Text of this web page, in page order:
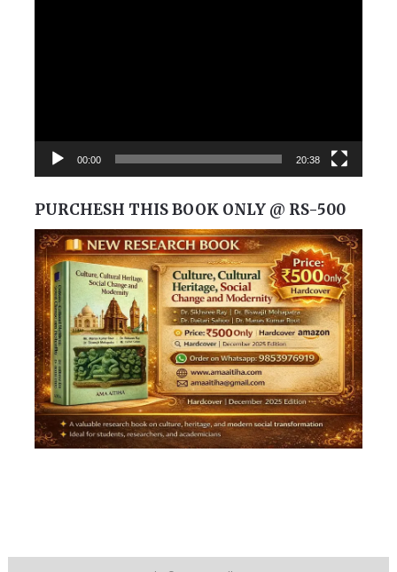
00:00 20:38
PURCHESH THIS BOOK ONLY @ RS-500